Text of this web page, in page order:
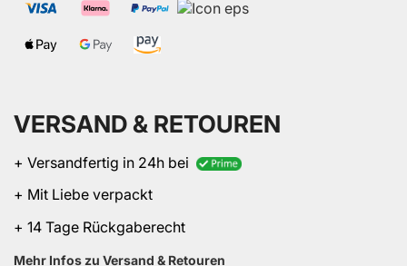
VERSAND & RETOUREN
+ Versandfertig in 24h bei
+ Mit Liebe verpackt
+ 14 Tage Rückgaberecht
Mehr Infos zu Versand & Retouren